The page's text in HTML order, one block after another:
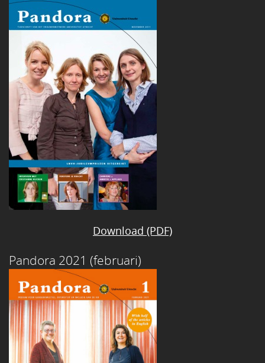
Download (PDF)
Pandora 2021 (februari)